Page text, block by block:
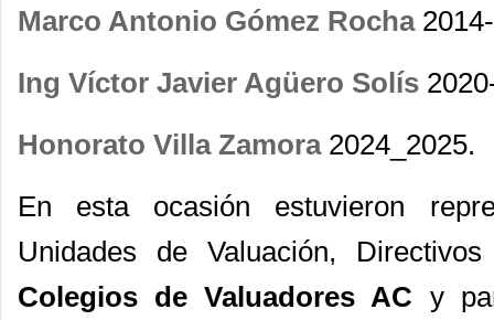
Marco Antonio Gómez Rocha
Ing Víctor Javier Agüero Solís
Honorato Villa Zamora2024_2025.
En esta ocasión estuvieron
Unidades de Valuación,
Colegios de Valuadores AC y